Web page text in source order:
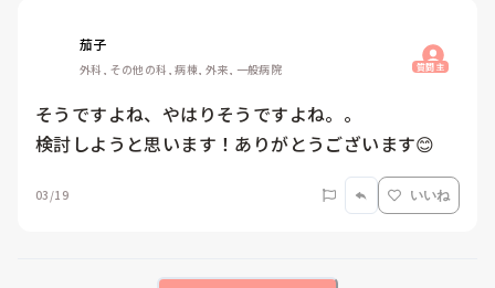
茄子
外科, その他の科, 病棟, 外来, 一般病院 質問主
そうですよね、やはりそうですよね。。
検討しようと思います！ありがとうございます😊
03/19 いいね